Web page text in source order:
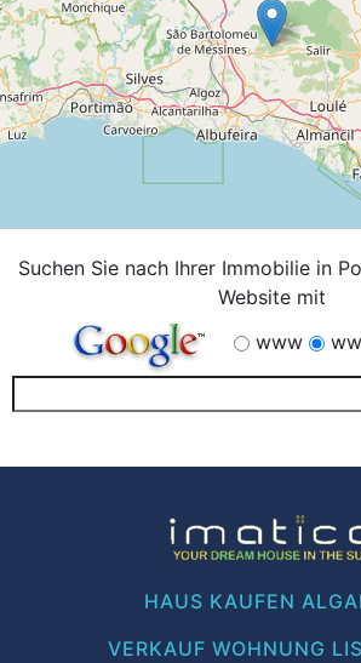
Suchen Sie nach Ihrer Immobilie in
Website mit
www
HAUS KAUFEN
VERKAUF WOHNUNG